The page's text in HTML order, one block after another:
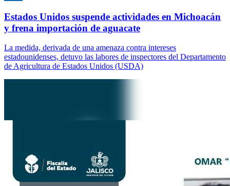
Estados Unidos suspende actividades en Michoacán
y frena importación de aguacate
La medida, derivada de una amenaza contra intereses
estadounidenses, detuvo las labores de inspectores del Departamento
de Agricultura de Estados Unidos (USDA)